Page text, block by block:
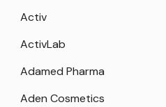
Activ
ActivLab
Adamed Pharma
Aden Cosmetics